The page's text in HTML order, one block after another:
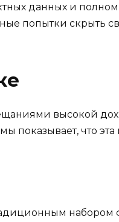
данных и полном
попытки скрыть
высокой
показывает, что